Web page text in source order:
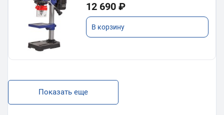
12 690 ₽
В корзину
Показать еще